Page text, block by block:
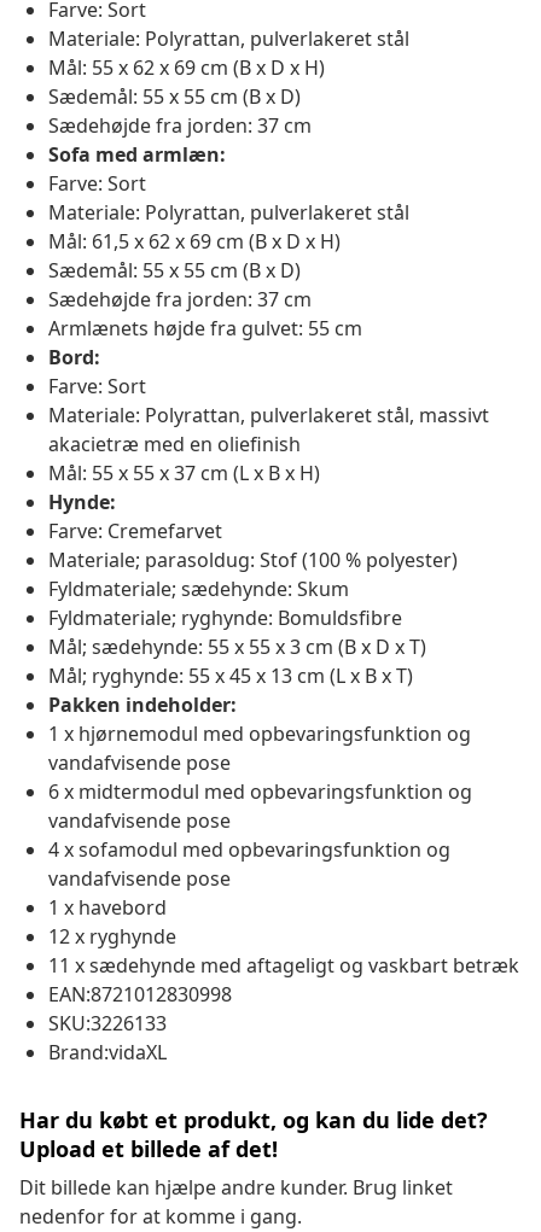
Farve: Sort
Materiale: Polyrattan, pulverlakeret stål
Mål: 55 x 62 x 69 cm (B x D x H)
Sædemål: 55 x 55 cm (B x D)
Sædehøjde fra jorden: 37 cm
Sofa med armlæn:
Farve: Sort
Materiale: Polyrattan, pulverlakeret stål
Mål: 61,5 x 62 x 69 cm (B x D x H)
Sædemål: 55 x 55 cm (B x D)
Sædehøjde fra jorden: 37 cm
Armlænets højde fra gulvet: 55 cm
Bord:
Farve: Sort
Materiale: Polyrattan, pulverlakeret stål, massivt
akacietræ med en oliefinish
Mål: 55 x 55 x 37 cm (L x B x H)
Hynde:
Farve: Cremefarvet
Materiale; parasoldug: Stof (100 % polyester)
Fyldmateriale; sædehynde: Skum
Fyldmateriale; ryghynde: Bomuldsfibre
Mål; sædehynde: 55 x 55 x 3 cm (B x D x T)
Mål; ryghynde: 55 x 45 x 13 cm (L x B x T)
Pakken indeholder:
1 x hjørnemodul med opbevaringsfunktion og
vandafvisende pose
6 x midtermodul med opbevaringsfunktion og
vandafvisende pose
4 x sofamodul med opbevaringsfunktion og
vandafvisende pose
1 x havebord
12 x ryghynde
11 x sædehynde med aftageligt og vaskbart betræk
EAN:8721012830998
SKU:3226133
Brand:vidaXL
Har du købt et produkt, og kan du lide det?
Upload et billede af det!
Dit billede kan hjælpe andre kunder. Brug linket
nedenfor for at komme i gang.